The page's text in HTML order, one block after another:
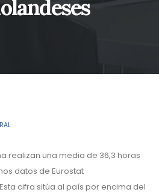
realizan una media de 36,3 horas
datos de Eurostat
cifra sitúa al país por encima del